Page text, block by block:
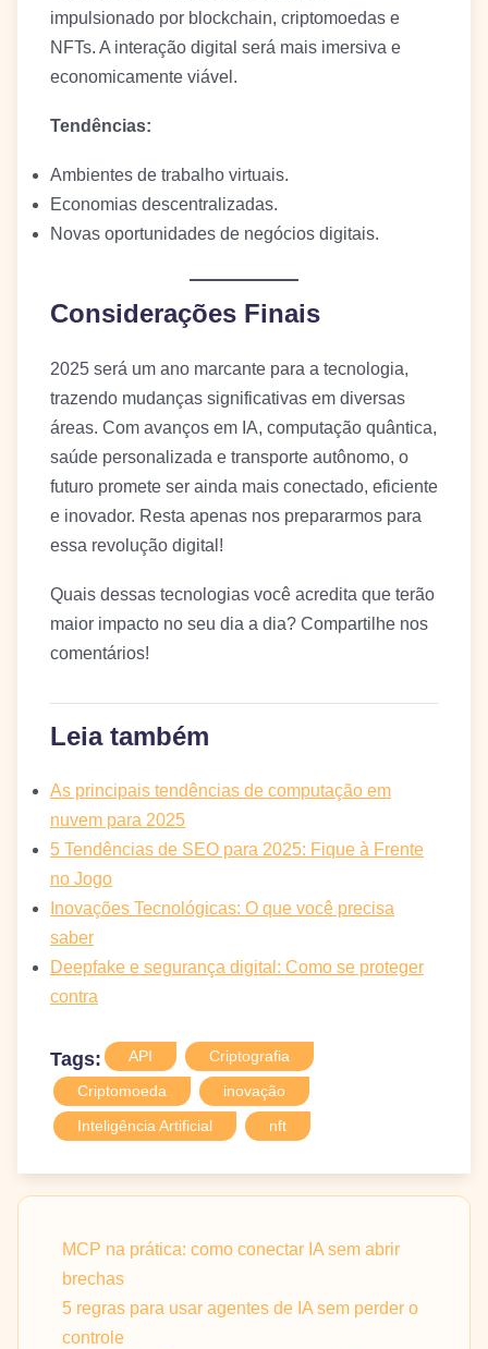
impulsionado por blockchain, criptomoedas e
NFTs. A interação digital será mais imersiva e
economicamente viável.
Tendências:
Ambientes de trabalho virtuais.
Economias descentralizadas.
Novas oportunidades de negócios digitais.
Considerações Finais
2025 será um ano marcante para a tecnologia,
trazendo mudanças significativas em diversas
áreas. Com avanços em IA, computação quântica,
saúde personalizada e transporte autônomo, o
futuro promete ser ainda mais conectado, eficiente
e inovador. Resta apenas nos prepararmos para
essa revolução digital!
Quais dessas tecnologias você acredita que terão
maior impacto no seu dia a dia? Compartilhe nos
comentários!
Leia também
As principais tendências de computação em
nuvem para 2025
5 Tendências de SEO para 2025: Fique à Frente
no Jogo
Inovações Tecnológicas: O que você precisa
saber
Deepfake e segurança digital: Como se proteger
contra
Tags: API
Criptografia
Criptomoeda
inovação
Inteligência Artificial
nft
MCP na prática: como conectar IA sem abrir
brechas
5 regras para usar agentes de IA sem perder o
controle